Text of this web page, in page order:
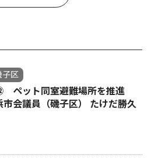
子区
ペット同室避難場所を推進
市会議員（磯子区） たけだ勝久